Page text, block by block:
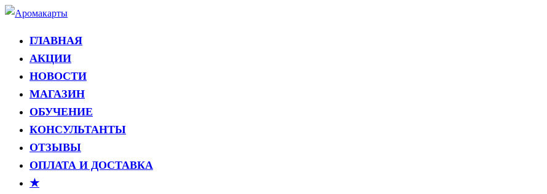
Перейти
содержимому
Аромакарты
Психологические эфирные карты • Аромапсихология
ГЛАВНАЯ
АКЦИИ
НОВОСТИ
МАГАЗИН
ОБУЧЕНИЕ
КОНСУЛЬТАНТЫ
ОТЗЫВЫ
ОПЛАТА И ДОСТАВКА
★